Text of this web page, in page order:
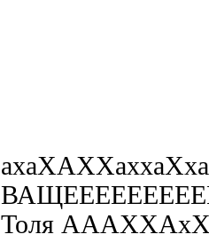
Толя